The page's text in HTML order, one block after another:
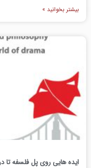
بیشتر بخوانید »
ایده هایی روی پل فلسفه تا